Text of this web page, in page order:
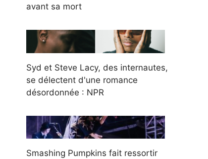
avant sa mort
Syd et Steve Lacy, des internautes,
se délectent d'une romance
désordonnée : NPR
Smashing Pumpkins fait ressortir